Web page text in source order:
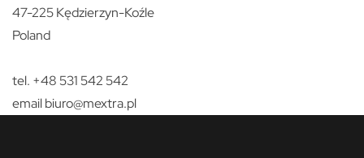
47-225 Kędzierzyn-Koźle
Poland
tel. +48 531 542 542
emailbiuro@mextra.pl